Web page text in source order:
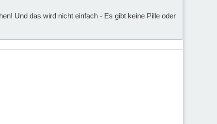
Und das wird nicht einfach - Es gibt keine Pille oder